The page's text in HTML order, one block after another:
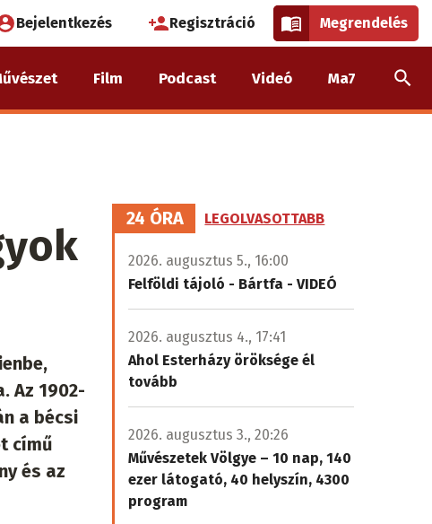
Bejelentkezés Regisztráció Megrendelés
Film Podcast Videó Ma7
Az 1902-
a bécsi
című
és az
24 ÓRA LEGOLVASOTTABB
2026. augusztus 5., 16:00
Felföldi tájoló - Bártfa - VIDEÓ
2026. augusztus 4., 17:41
Ahol Esterházy öröksége él
tovább
2026. augusztus 3., 20:26
Művészetek Völgye – 10 nap, 140
ezer látogató, 40 helyszín, 4300
program